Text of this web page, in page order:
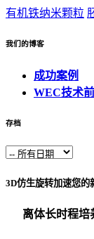
有机铁纳米颗粒
我们的博客
成功案例
WEC技术
存档
3D仿生旋转加速您的
离体长时程培